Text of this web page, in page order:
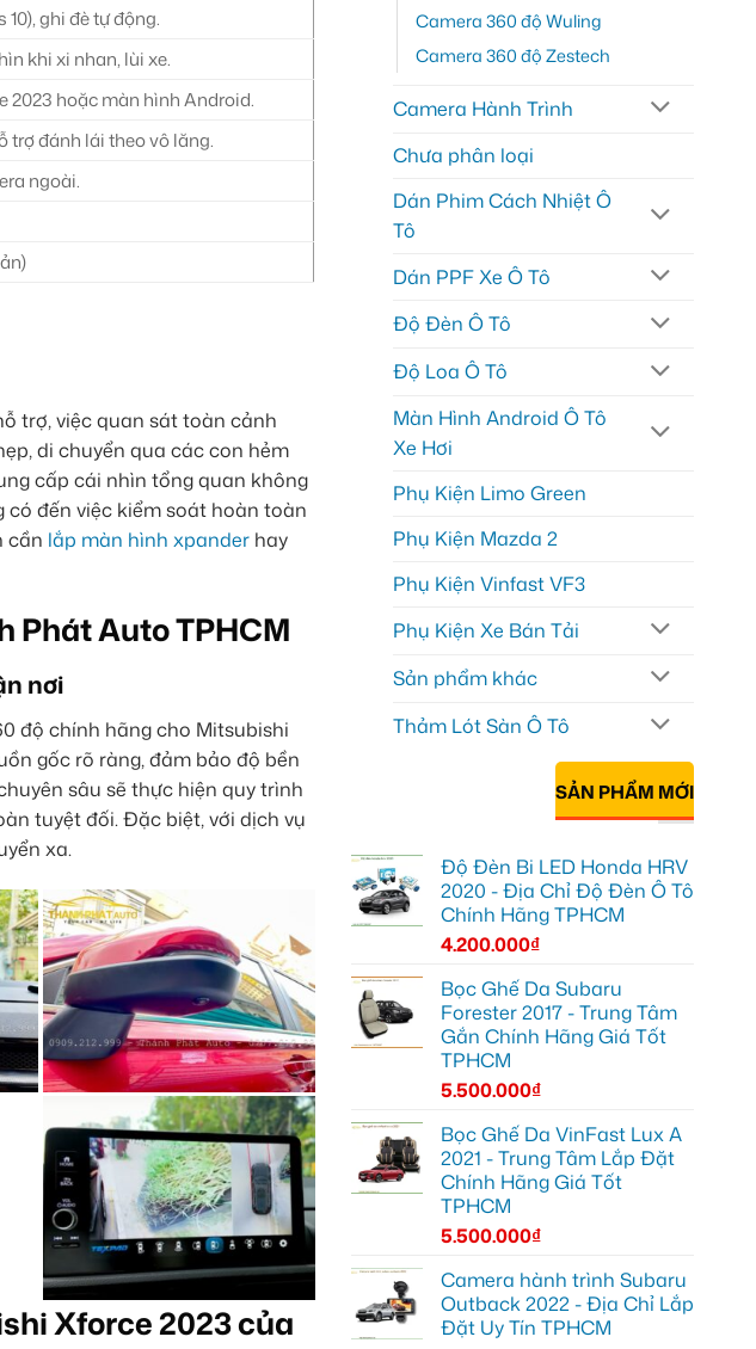
ghi đè tự động.
khi xi nhan, lùi xe.
2023 hoặc màn hình Android.
trợ đánh lái theo vô lăng.
ngoài.
trợ, việc quan sát toàn cảnh
di chuyển qua các con hẻm
cấp cái nhìn tổng quan không
đến việc kiểm soát hoàn toàn
cần lắp màn hình xpander hay
Phát Auto TPHCM
nơi
độ chính hãng cho Mitsubishi
gốc rõ ràng, đảm bảo độ bền
sâu sẽ thực hiện quy trình
tuyệt đối. Đặc biệt, với dịch vụ
xa.
Xforce 2023 của
Camera 360 độ Wuling
Camera 360 độ Zestech
Camera Hành Trình
Chưa phân loại
Dán Phim Cách Nhiệt Ô
Tô
Dán PPF Xe Ô Tô
Độ Đèn Ô Tô
Độ Loa Ô Tô
Màn Hình Android Ô Tô
Xe Hơi
Phụ Kiện Limo Green
Phụ Kiện Mazda 2
Phụ Kiện Vinfast VF3
Phụ Kiện Xe Bán Tải
Sản phẩm khác
Thảm Lót Sàn Ô Tô
SẢN PHẨM MỚI
Độ Đèn Bi LED Honda HRV
2020 - Địa Chỉ Độ Đèn Ô Tô
Chính Hãng TPHCM
4.200.000₫
Bọc Ghế Da Subaru
Forester 2017 - Trung Tâm
Gắn Chính Hãng Giá Tốt
TPHCM
5.500.000₫
Bọc Ghế Da VinFast Lux A
2021 - Trung Tâm Lắp Đặt
Chính Hãng Giá Tốt
TPHCM
5.500.000₫
Camera hành trình Subaru
Outback 2022 - Địa Chỉ Lắp
Đặt Uy Tín TPHCM